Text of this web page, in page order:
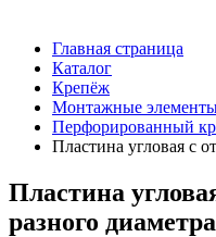
Главная страница
Каталог
Крепёж
Монтажные
Перфорированный
Пластина угловая с
Пластина
разного диаметра